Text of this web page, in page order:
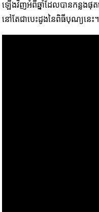
ឡើងវិញអំពីឆ្នាំដែលបានកន្លងផុត
នៅតែជាបេះដូងនៃពិធីបុណ្យនេះ។